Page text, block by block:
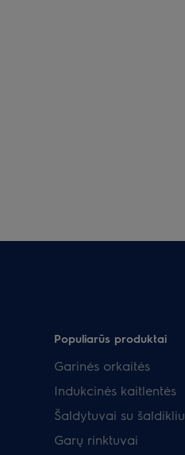
Populiarūs produktai
Garinės orkaitės
Indukcinės kaitlentės
Šaldytuvai su šaldikliu
Garų rinktuvai